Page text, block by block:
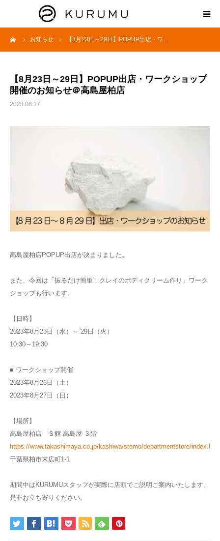
お知らせ 【8月23日～29日】POPUP出店・ワ…
【8月23日～29日】POPUP出店・ワークショップ
開催のお知らせ＠高島屋柏店
2023.08.17
高島屋柏店POPUP出店が決まりました。
また、今回は「振るだけ簡単！クレイのボディクリーム作り」ワーク
ショップも行います。
【日時】
2023年8月23日（水）～ 29日（火）
10:30～19:30
■ ワークショップ開催
2023年8月26日（土）
2023年8月27日（日）
【場所】
高島屋柏店 Ｓ館 高島屋 ３階
https://www.takashimaya.co.jp/kashiwa/stemo/departmentstore/
千葉県柏市末広町1-1
期間中はKURUMUスタッフが実際に店頭でご説明ご案内いたします。
是非お立ち寄りください。
HOME
モンモリロナイトラボ
えどがわ楽市